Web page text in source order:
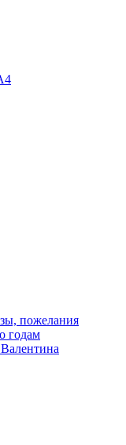
пожелания
годам